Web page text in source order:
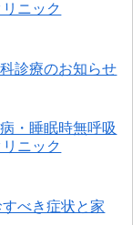
ニック
診療のお知らせ
・睡眠時無呼吸
ニック
べき症状と家